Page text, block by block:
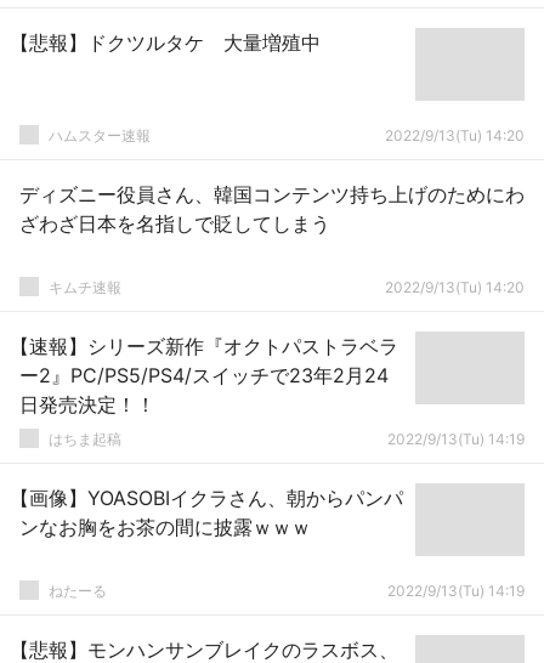
【悲報】ドクツルタケ 大量増殖中
ハムスター速報 2022/9/13(Tu) 14:20
ディズニー役員さん、韓国コンテンツ持ち上げのためにわ
ざわざ日本を名指しで貶してしまう
キムチ速報 2022/9/13(Tu) 14:20
【速報】シリーズ新作『オクトパストラベラ
ー2』PC/PS5/PS4/スイッチで23年2月24
日発売決定！！
はちま起稿 2022/9/13(Tu) 14:19
【画像】YOASOBIイクラさん、朝からパンパ
ンなお胸をお茶の間に披露ｗｗｗ
ねたーる 2022/9/13(Tu) 14:19
【悲報】モンハンサンブレイクのラスボス、